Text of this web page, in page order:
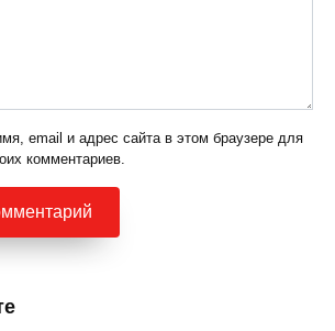
email и адрес сайта в этом браузере для
комментариев.